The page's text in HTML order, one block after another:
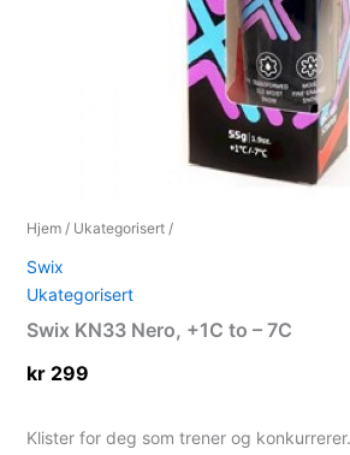
Hjem / Ukategorisert /
Swix
Ukategorisert
Swix KN33 Nero, +1C to – 7C
kr 299
Klister for deg som trener og konkurrerer.